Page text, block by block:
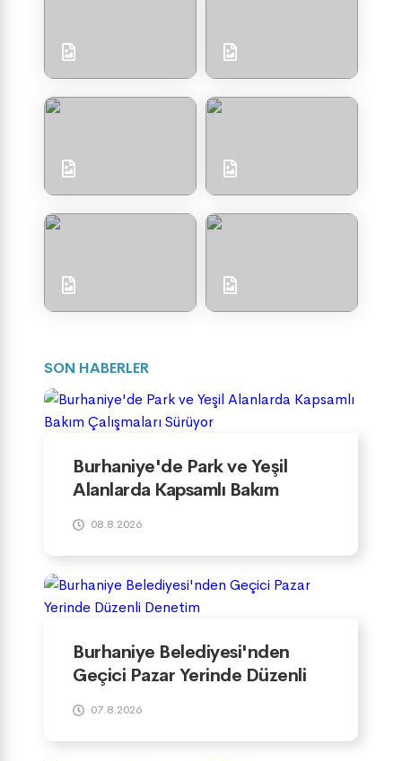
SON HABERLER
Burhaniye'de Park ve Yeşil
Alanlarda Kapsamlı Bakım
Çalışmaları Sürüyor
08.8.2026
Burhaniye Belediyesi'nden
Geçici Pazar Yerinde Düzenli
Denetim
07.8.2026